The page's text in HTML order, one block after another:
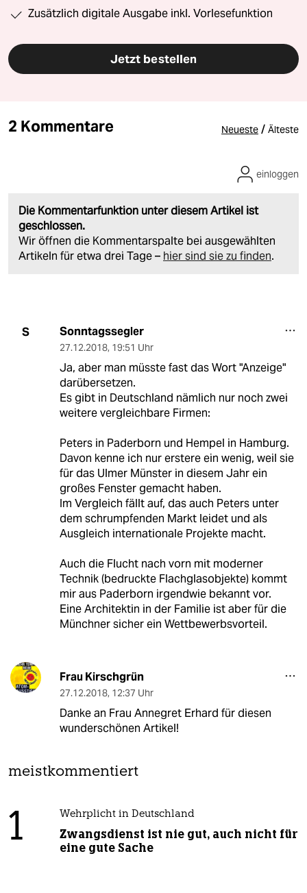
Zusätzlich digitale Ausgabe inkl. Vorlesefunktion
Jetzt bestellen
2 Kommentare Neueste / Älteste
Die Kommentarfunktion unter diesem Artikel ist
geschlossen.
Wir öffnen die Kommentarspalte bei ausgewählten
Artikeln für etwa drei Tage – hier sind sie zu finden.
einloggen
S Sonntagssegler
27.12.2018, 19:51 Uhr
Ja, aber man müsste fast das Wort "Anzeige"
darübersetzen.
Es gibt in Deutschland nämlich nur noch zwei
weitere vergleichbare Firmen:
Peters in Paderborn und Hempel in Hamburg.
Davon kenne ich nur erstere ein wenig, weil sie
für das Ulmer Münster in diesem Jahr ein
großes Fenster gemacht haben.
Im Vergleich fällt auf, das auch Peters unter
dem schrumpfenden Markt leidet und als
Ausgleich internationale Projekte macht.
Auch die Flucht nach vorn mit moderner
Technik (bedruckte Flachglasobjekte) kommt
mir aus Paderborn irgendwie bekannt vor.
Eine Architektin in der Familie ist aber für die
Münchner sicher ein Wettbewerbsvorteil.
Frau Kirschgrün
27.12.2018, 12:37 Uhr
Danke an Frau Annegret Erhard für diesen
wunderschönen Artikel!
meistkommentiert
1 Wehrplicht in Deutschland
Zwangsdienst ist nie gut, auch nicht für
eine gute Sache